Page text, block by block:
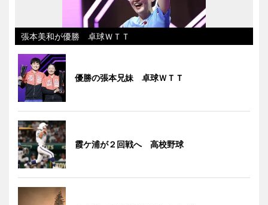
張本美和が優勝 卓球ＷＴＴ
優勝の張本兄妹 卓球ＷＴＴ
霞ケ浦が２回戦へ 高校野球